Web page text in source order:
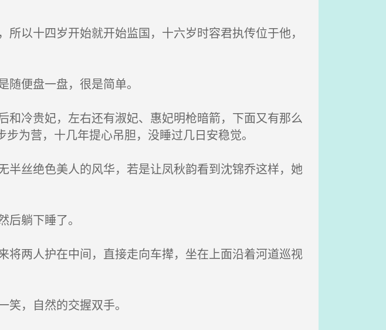
以十四岁开始就开始监国，十六岁时容君执传位于他，
便盘一盘，很是简单。
冷贵妃，左右还有淑妃、惠妃明枪暗箭，下面又有那么
为营，十几年提心吊胆，没睡过几日安稳觉。
丝绝色美人的风华，若是让凤秋韵看到沈锦乔这样，她
躺下睡了。
两人护在中间，直接走向车撵，坐在上面沿着河道巡视
，自然的交握双手。